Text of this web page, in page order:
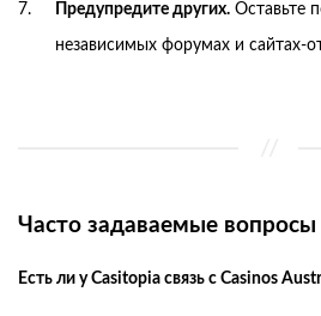
Предупредите других. Оставьте
независимых форумах и сайтах-
Часто задаваемые вопросы
Есть ли у Casitopia связь с Casinos